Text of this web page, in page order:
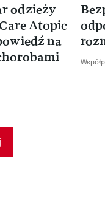
odzieży
Atopic
na